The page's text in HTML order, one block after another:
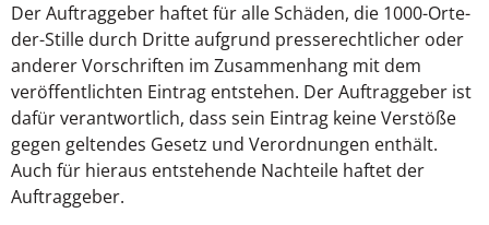
Der Auftraggeber haftet für alle Schäden, die 1000-Orte-
der-Stille durch Dritte aufgrund presserechtlicher oder
anderer Vorschriften im Zusammenhang mit dem
veröffentlichten Eintrag entstehen. Der Auftraggeber ist
dafür verantwortlich, dass sein Eintrag keine Verstöße
gegen geltendes Gesetz und Verordnungen enthält.
Auch für hieraus entstehende Nachteile haftet der
Auftraggeber.